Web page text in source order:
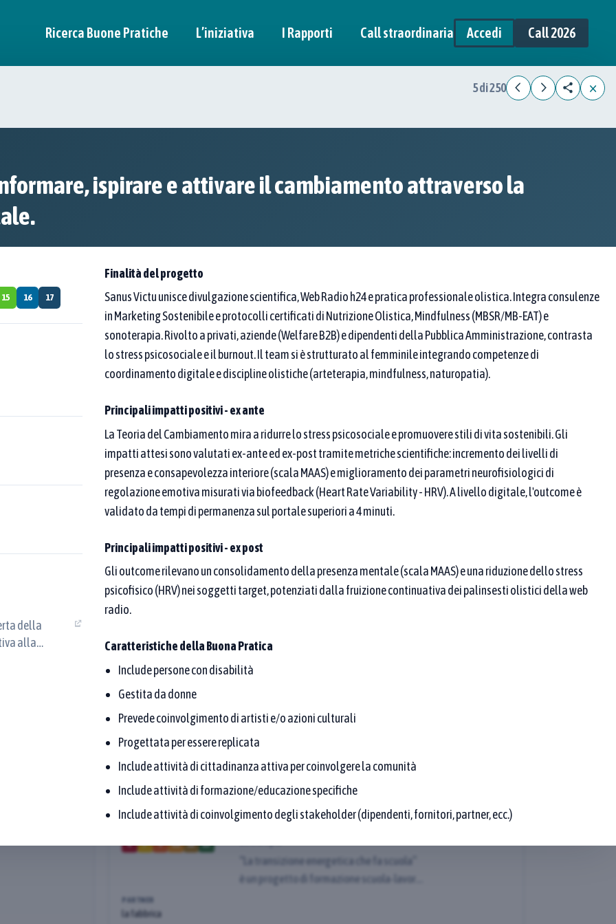
Ricerca Buone Pratiche L’iniziativa I Rapporti Call straordinaria Accedi Call 2026
pratica
esperienze "dal basso".
per trasformare davvero l’Italia.
censite
affina per area tematica o Goal SDGs.
compaia nel nome della buona pratica.Come funziona la ricerca
pratica Nome del proponente / partner
della buona pratica
ad almeno
Aree tematiche
Puoi selezionare una o più aree tematiche dal menu. Se ne scegli più di una, compaiono le pratiche
legate ad almeno una di esse. Per restringere ulteriormente, aggiungi parole chiave nei campi sopra
Seleziona un'area tematica…
geografica delle
4 7 9 11 12 13
La transizione Energetica che fa
scuola
PARTNER
la fabbrica
“La transizione energetica che fa scuola”
è un progetto di formazione scuola-lavoro
5 di 250 ×
ispirare e attivare il cambiamento attraverso la
15 16 17
della
alla
Finalità del progetto
Sanus Victu unisce divulgazione scientifica, Web Radio h24 e pratica professionale olistica. Integra consulenze
in Marketing Sostenibile e protocolli certificati di Nutrizione Olistica, Mindfulness (MBSR/MB-EAT) e
sonoterapia. Rivolto a privati, aziende (Welfare B2B) e dipendenti della Pubblica Amministrazione, contrasta
lo stress psicosociale e il burnout. Il team si è strutturato al femminile integrando competenze di
coordinamento digitale e discipline olistiche (arteterapia, mindfulness, naturopatia).
Principali impatti positivi - ex ante
La Teoria del Cambiamento mira a ridurre lo stress psicosociale e promuovere stili di vita sostenibili. Gli
impatti attesi sono valutati ex-ante ed ex-post tramite metriche scientifiche: incremento dei livelli di
presenza e consapevolezza interiore (scala MAAS) e miglioramento dei parametri neurofisiologici di
regolazione emotiva misurati via biofeedback (Heart Rate Variability - HRV). A livello digitale, l'outcome è
validato da tempi di permanenza sul portale superiori a 4 minuti.
Principali impatti positivi - ex post
Gli outcome rilevano un consolidamento della presenza mentale (scala MAAS) e una riduzione dello stress
psicofisico (HRV) nei soggetti target, potenziati dalla fruizione continuativa dei palinsesti olistici della web
radio.
Caratteristiche della Buona Pratica
Include persone con disabilità
Gestita da donne
Prevede coinvolgimento di artisti e/o azioni culturali
Progettata per essere replicata
Include attività di cittadinanza attiva per coinvolgere la comunità
Include attività di formazione/educazione specifiche
Include attività di coinvolgimento degli stakeholder (dipendenti, fornitori, partner, ecc.)